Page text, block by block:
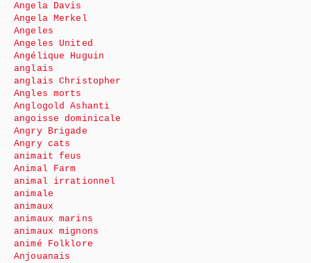
Angela Davis
Angela Merkel
Angeles
Angeles United
Angélique Huguin
anglais
anglais Christopher
Angles morts
Anglogold Ashanti
angoisse dominicale
Angry Brigade
Angry cats
animait feus
Animal Farm
animal irrationnel
animale
animaux
animaux marins
animaux mignons
animé Folklore
Anjouanais